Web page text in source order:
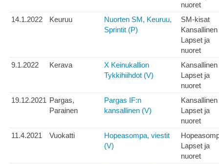
nuoret
14.1.2022
Keuruu
Nuorten SM, Keuruu,
Sprintit (P)
SM-kisat
Kansallinen
Lapset ja
nuoret
9.1.2022
Kerava
X Keinukallion
Tykkihiihdot (V)
Kansallinen
Lapset ja
nuoret
19.12.2021 Pargas,
Parainen
Pargas IF:n
kansallinen (V)
Kansallinen
Lapset ja
nuoret
11.4.2021
Vuokatti
Hopeasompa, viestit
(V)
Lapset ja
nuoret